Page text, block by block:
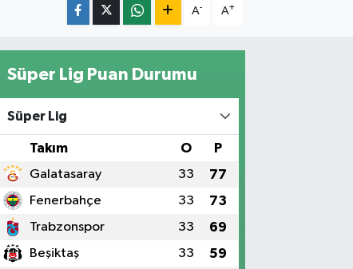
A- A+
Süper Lig Puan Durumu
Süper Lig
Takım O P
Galatasaray 33 77
Fenerbahçe 33 73
Trabzonspor 33 69
Beşiktaş 33 59